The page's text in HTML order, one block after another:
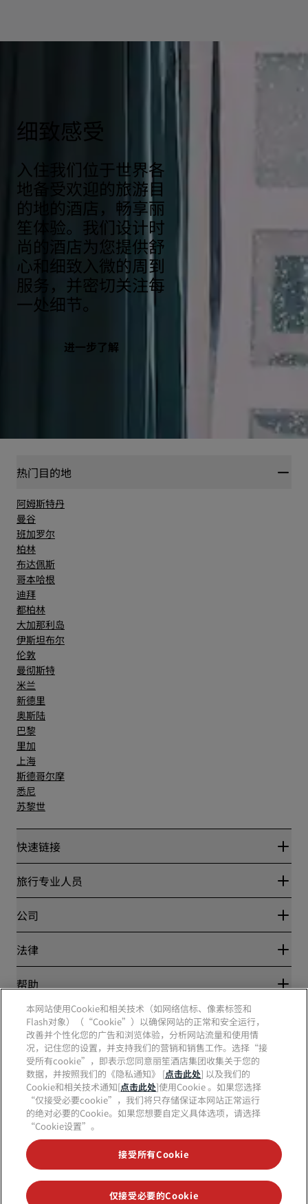
细致感受
入住我们位于世界各
地备受欢迎的旅游目
的地的酒店，畅享丽
笙体验。我们设计时
尚的酒店为您提供舒
心和细致入微的周到
服务，并密切关注每
一处细节。
进一步了解
热门目的地
阿姆斯特丹
曼谷
班加罗尔
柏林
布达佩斯
哥本哈根
迪拜
都柏林
大加那利岛
伊斯坦布尔
伦敦
曼彻斯特
米兰
新德里
奥斯陆
巴黎
里加
上海
斯德哥尔摩
悉尼
苏黎世
快速链接
丽赏会
Blog
目的地
丽笙酒店集团APP
体育认证酒店
家庭友好型酒店
旅行专业人员
合作伙伴
公司
丽笙酒店集团
工作机会 RHG
工作机会 PPHE
工作机会 EHL
The Club by RHG
发展机会
责任经营
采购
法律
隐私中心
丽赏会条款和条件
网站使用协议
数字无障碍
现代奴隶制声明
帮助
消费者警示
联系方式
常见问题
网站地图
社交媒体
丽笙酒店集团品牌
不再错失我们最受欢迎的酒店优惠
本网站使用Cookie和相关技术（如网络信标、像素标签和
Flash对象）（“Cookie”）以确保网站的正常和安全运行，
改善并个性化您的广告和浏览体验，分析网站流量和使用情
况，记住您的设置，并支持我们的营销和销售工作。选择“接
受所有cookie”，即表示您同意丽笙酒店集团收集关于您的
数据，并按照我们的《隐私通知》 [点击此处] 以及我们的
Cookie和相关技术通知[点击此处]使用Cookie 。如果您选择
“仅接受必要cookie”，我们将只存储保证本网站正常运行
的绝对必要的Cookie。如果您想要自定义具体选项，请选择
“Cookie设置”。
接受所有Cookie
仅接受必要的Cookie